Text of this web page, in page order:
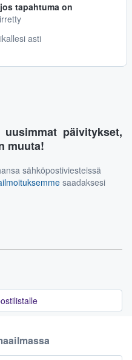
tapahtuma on
asti
uusimmat päivitykset,
muuta!
sähköpostiviesteissä
saadaksesi